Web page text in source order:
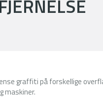
graffiti på forskellige
maskiner.